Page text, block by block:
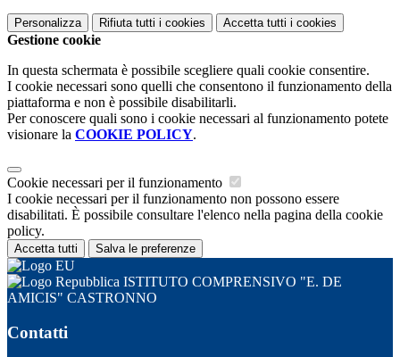
Personalizza Rifiuta tutti i cookies Accetta tutti i cookies
Gestione cookie
In questa schermata è possibile scegliere quali cookie consentire.
I cookie necessari sono quelli che consentono il funzionamento della
piattaforma e non è possibile disabilitarli.
Per conoscere quali sono i cookie necessari al funzionamento potete
visionare la COOKIE POLICY.
Cookie necessari per il funzionamento
I cookie necessari per il funzionamento non possono essere
disabilitati. È possibile consultare l'elenco nella pagina della cookie
policy.
Accetta tutti Salva le preferenze
ISTITUTO COMPRENSIVO "E. DE
AMICIS" CASTRONNO
Contatti